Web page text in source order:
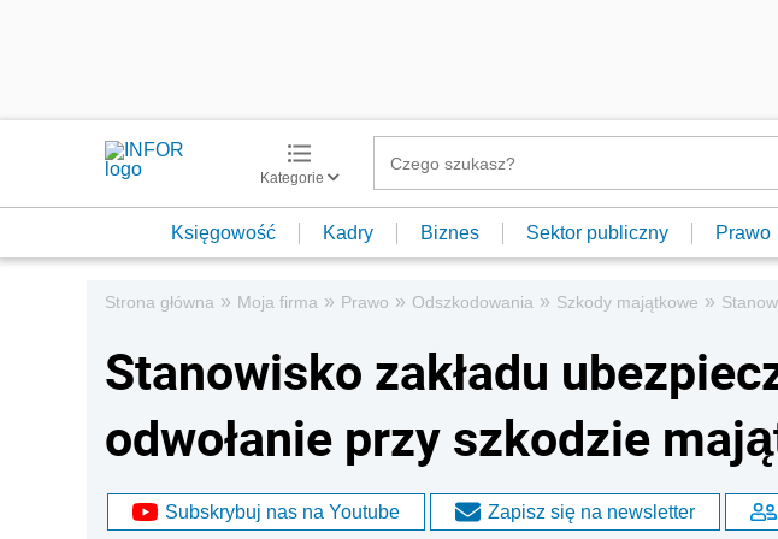
Kategorie
Księgowość Kadry Biznes Sektor publiczny Prawo
Strona główna » Moja firma » Prawo » Odszkodowania » Szkody majątkowe »
Stanowisko zakładu
odwołanie przy szkodzie
Subskrybuj nas na Youtube Zapisz się na newsletter